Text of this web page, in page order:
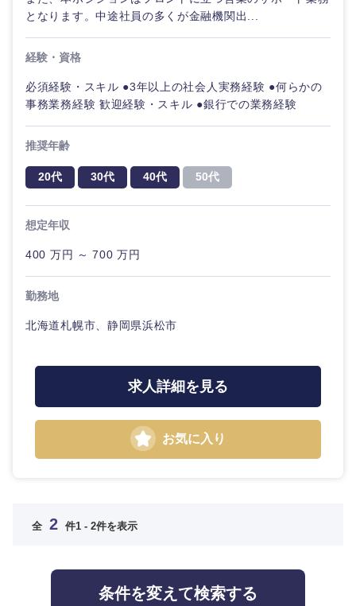
奈良県 和歌山県
中国・四国地方
鳥取県 島根県
山口県
大分県 宮崎県
となります。中途社員の多くが金融機関出...
経験・資格
必須経験・スキル ●3年以上の社会人実務経験 ●何らかの
事務業務経験 歓迎経験・スキル ●銀行での業務経験
推奨年齢
20代 30代 40代 50代
想定年収
400 万円 ～ 700 万円
勤務地
北海道札幌市、静岡県浜松市
求人詳細を見る
お気に入り
全 2 件1 - 2件を表示
条件を変えて検索する